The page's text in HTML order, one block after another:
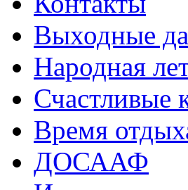
Выходные
Народная
Счастливые
Время
ДОСААФ